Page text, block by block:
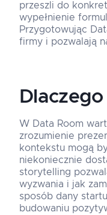
przeszli do
wypełnienie
Przygotowując
firmy i pozwalają
W Data Room
zrozumienie
kontekstu mogą
niekoniecznie
storytelling
wyzwania i jak
sposób dany
budowaniu